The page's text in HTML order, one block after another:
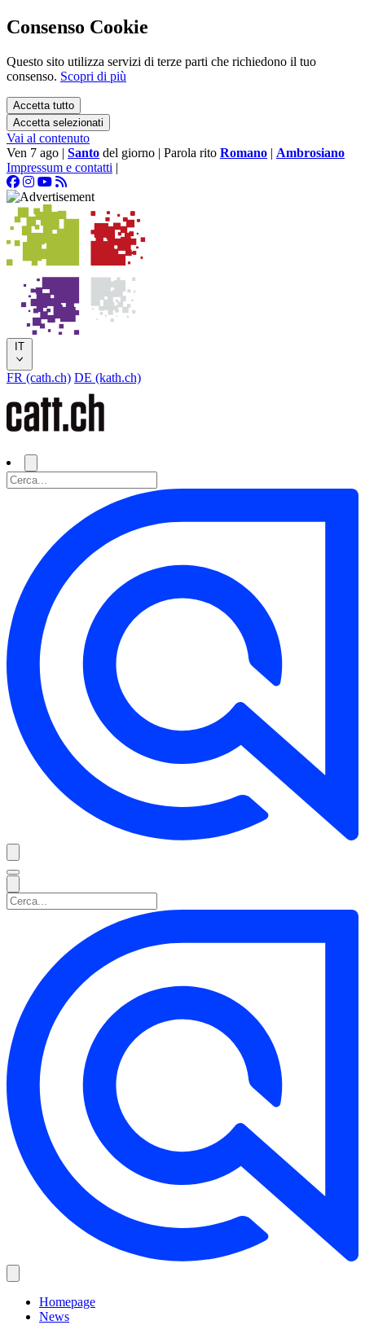
Consenso Cookie
Questo sito utilizza servizi di terze parti che richiedono il tuo
consenso. Scopri di più
Accetta tutto
Accetta selezionati
Vai al contenuto
Ven 7 ago | Santo del giorno | Parola rito Romano | Ambrosiano
Impressum e contatti |
IT
FR (cath.ch) DE (kath.ch)
Homepage
News